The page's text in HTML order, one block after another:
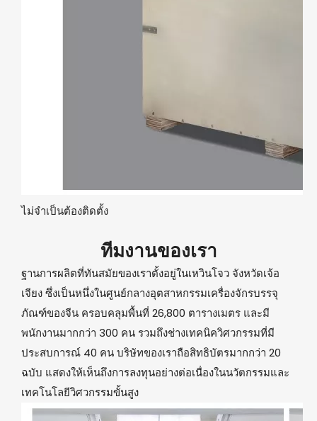
ไม่จำเป็นต้องติดตั้ง
ทีมงานของเรา
ฐานการผลิตที่ทันสมัยของเราตั้งอยู่ในเหวินโจว จังหวัดเจ้อ
เจียง ซึ่งเป็นหนึ่งในศูนย์กลางอุตสาหกรรมเครื่องจักรบรรจุ
ภัณฑ์ของจีน ครอบคลุมพื้นที่ 26,800 ตารางเมตร และมี
พนักงานมากกว่า 300 คน รวมถึงช่างเทคนิควิศวกรรมที่มี
ประสบการณ์ 40 คน บริษัทของเราถือสิทธิบัตรมากกว่า 20
ฉบับ แสดงให้เห็นถึงการลงทุนอย่างต่อเนื่องในนวัตกรรมและ
เทคโนโลยีวิศวกรรมขั้นสูง